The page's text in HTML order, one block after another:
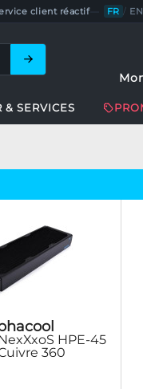
client réactif— FR / EN
& SERVICES
HPE-45
360